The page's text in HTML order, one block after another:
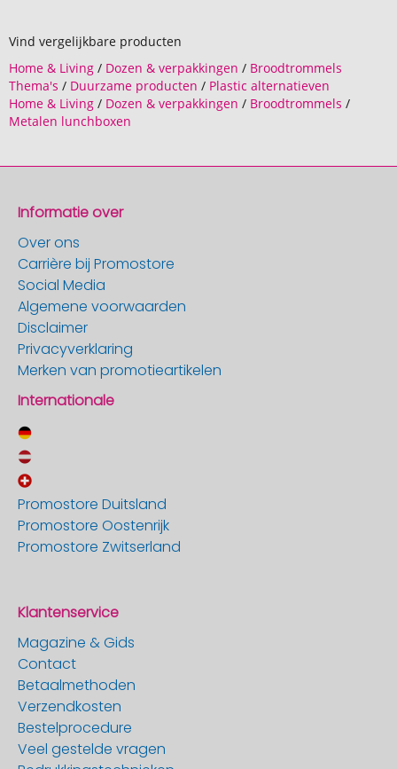
Vind vergelijkbare producten
Home & Living / Dozen & verpakkingen / Broodtrommels
Thema's / Duurzame producten / Plastic alternatieven
Home & Living / Dozen & verpakkingen / Broodtrommels /
Metalen lunchboxen
Informatie over
Over ons
Carrière bij Promostore
Social Media
Algemene voorwaarden
Disclaimer
Privacyverklaring
Merken van promotieartikelen
Internationale
Promostore Duitsland
Promostore Oostenrijk
Promostore Zwitserland
Klantenservice
Magazine & Gids
Contact
Betaalmethoden
Verzendkosten
Bestelprocedure
Veel gestelde vragen